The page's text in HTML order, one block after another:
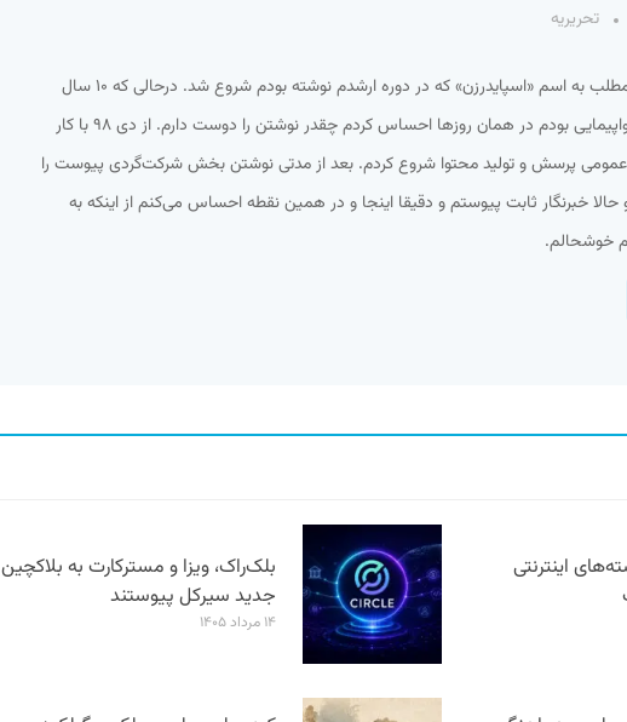
تحریریه
همه‌چیز از یک مطلب به اسم «اسپایدرزن» که در دوره ارشدم نوشته بودم شروع شد. درحالی که ۱۰ سال
کارمند آژانس هواپیمایی بودم در همان روزها احساس کردم چقدر نوشتن را دوست دارم. از دی ۹۸ با کار
عمومی پرسش و تولید محتوا شروع کردم. بعد از مدتی نوشتن بخش شرکت‌گردی پیوست را
حالا خبرنگار ثابت پیوستم و دقیقا اینجا و در همین نقطه احساس می‌کنم از اینکه به
خوشحالم.
اینترنتی
بلک‌راک، ویزا و مسترکارت به بلاکچین
جدید سیرکل پیوستند
۱۴ مرداد ۱۴۰۵